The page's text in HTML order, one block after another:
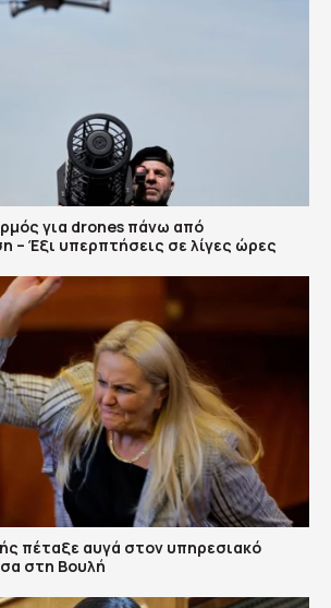
για drones πάνω από
– Έξι υπερπτήσεις σε λίγες ώρες
πέταξε αυγά στον υπηρεσιακό
στη Βουλή